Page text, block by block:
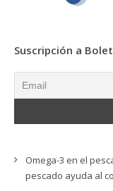
Suscripción a
Omega-3 en el
pescado ayuda al